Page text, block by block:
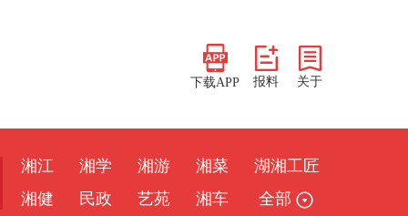
下载APP 报料 关于
湘江 湘学 湘游 湘菜
湖湘工匠
湘健
民政 艺苑 湘车 全部